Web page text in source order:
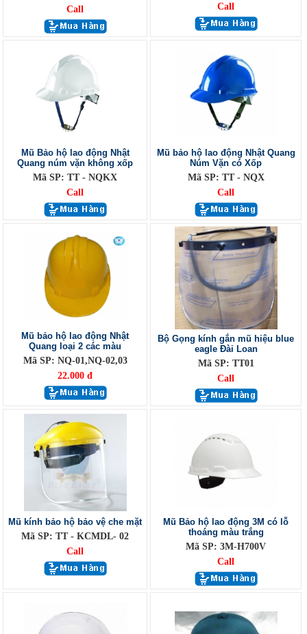
Call
Call
Mũ Bảo hộ lao động Nhật
Quang núm vặn không xốp
Mã SP: TT - NQKX
Call
Mũ bảo hộ lao động Nhật Quang
Núm Vặn có Xốp
Mã SP: TT - NQX
Call
Mũ bảo hộ lao động Nhật
Quang loại 2 các màu
Mã SP: NQ-01,NQ-02,03
22.000 đ
Bộ Gọng kính gắn mũ hiệu blue
eagle Đài Loan
Mã SP: TT01
Call
Mũ kính bảo hộ bảo vệ che mặt
Mã SP: TT - KCMDL- 02
Call
Mũ Bảo hộ lao động 3M có lỗ
thoáng màu trắng
Mã SP: 3M-H700V
Call